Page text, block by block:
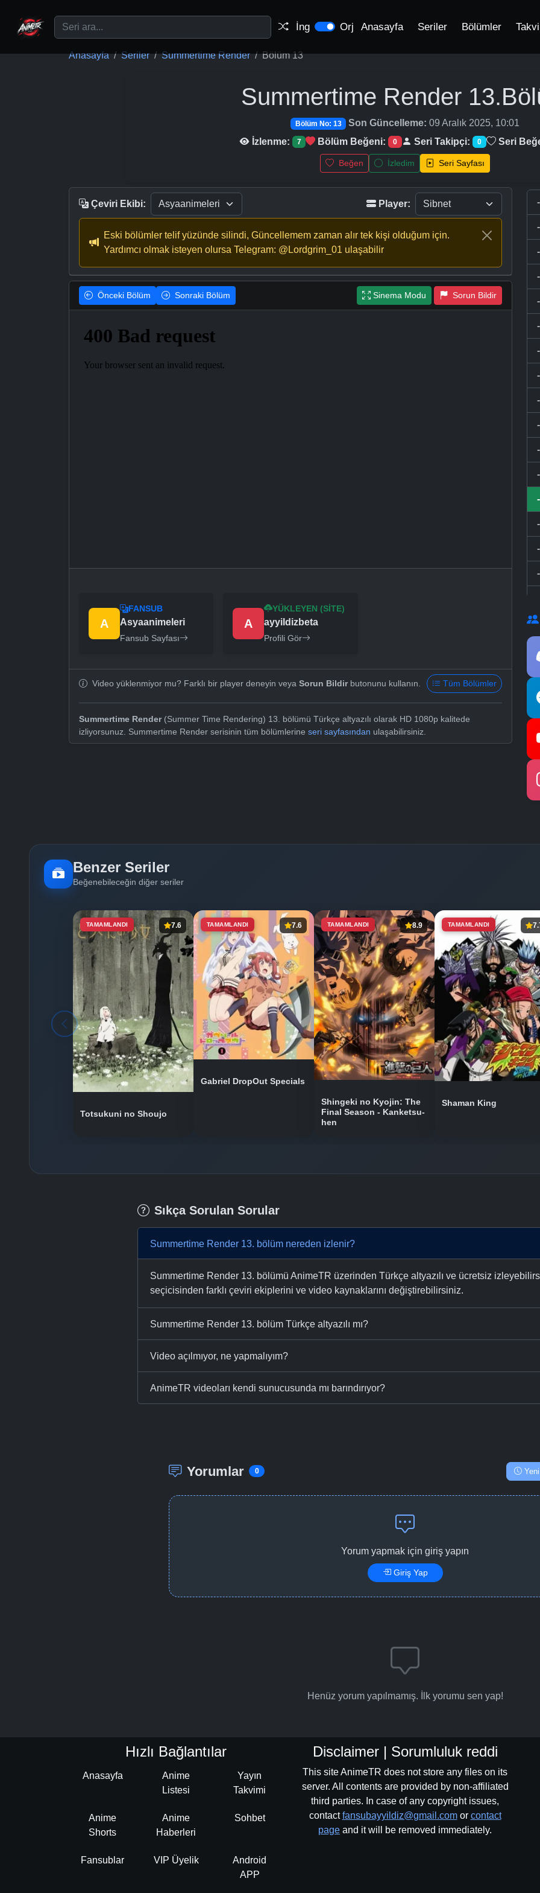
İng Orj Anasayfa Seriler Bölümler
Anasayfa Seriler Summertime Render Bölüm 13
Summertime Render
Bölüm No: 13 Son Güncelleme: 09 Aralık 2025, 10:01
İzlenme:
7 Bölüm Beğeni: 0 Seri Takipçi: 0 Seri
Beğen İzledim Seri Sayfası
Çeviri Ekibi: Player:
Eski bölümler telif yüzünde silindi, Güncellemem zaman alır tek kişi olduğum için.
Yardımcı olmak isteyen olursa Telegram: @Lordgrim_01 ulaşabilir
Önceki Bölüm Sonraki Bölüm Sinema Modu Sorun Bildir
A
FANSUB
Asyaanimeleri
Fansub Sayfası
A
YÜKLEYEN (SITE)
ayyildizbeta
Profili Gör
Video yüklenmiyor mu? Farklı bir player deneyin veya Sorun Bildirbutonunu kullanın. Tüm Bölümler
Summertime Render(Summer Time Rendering) 13. bölümü Türkçe altyazılı olarak HD 1080p kalitede
izliyorsunuz. Summertime Render serisinin tüm bölümlerine seri sayfasından ulaşabilirsiniz.
Benzer Seriler
Beğenebileceğin diğer seriler
TAMAMLANDI 7.6
Totsukuni no Shoujo
TAMAMLANDI 7.6
Gabriel DropOut Specials
TAMAMLANDI 8.9
Shingeki no Kyojin: The
Final Season - Kanketsu-
hen
TAMAMLANDI
Shaman King
Sıkça Sorulan Sorular
Summertime Render 13. bölüm nereden izlenir?
Summertime Render 13. bölümü AnimeTR üzerinden Türkçe altyazılı ve ücretsiz
seçicisinden farklı çeviri ekiplerini ve video kaynaklarını değiştirebilirsiniz.
Summertime Render 13. bölüm Türkçe altyazılı mı?
Video açılmıyor, ne yapmalıyım?
AnimeTR videoları kendi sunucusunda mı barındırıyor?
Yorumlar 0 Yeni
Yorum yapmak için giriş yapın
Giriş Yap
Henüz yorum yapılmamış. İlk yorumu sen yap!
Hızlı Bağlantılar
Anasayfa
Anime
Listesi
Yayın
Takvimi
Anime
Shorts
Anime
Haberleri
Sohbet
Fansublar VIP Üyelik
Android
APP
Disclaimer | Sorumluluk reddi
This site AnimeTR does not store any files on its
server. All contents are provided by non-affiliated
third parties. In case of any copyright issues,
contactfansubayyildiz@gmail.comor contact
page and it will be removed immediately.